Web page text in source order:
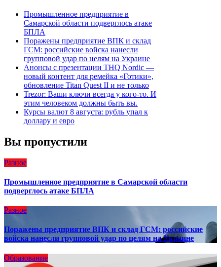
Промышленное предприятие в
Самарской области подверглось атаке
БПЛА
Поражены предприятие ВПК и склад
ГСМ: российские войска нанесли
групповой удар по целям на Украине
Анонсы с презентации THQ Nordic —
новый контент для ремейка «Готики»,
обновление Titan Quest II и не только
Trezor: Ваши ключи всегда у кого-то. И
этим человеком должны быть вы.
Курсы валют 8 августа: рубль упал к
доллару и евро
Вы пропустили
Разное
Промышленное предприятие в Самарской области
подверглось атаке БПЛА
Разное
Поражены предприятие ВПК и склад ГСМ: российские
войска нанесли групповой удар по целям на Украине
Образование